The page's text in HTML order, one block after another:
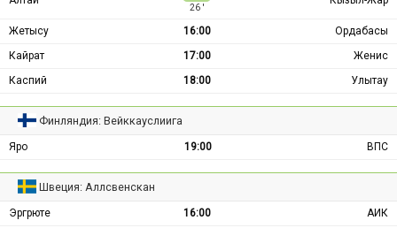
26 ′
Жетысу 16:00
Ордабасы
Кайрат
17:00
Женис
Каспий
18:00 Улытау
Финляндия: Вейккауслиига
Яро 19:00 ВПС
Швеция: Аллсвенскан
Эргрюте 16:00
АИК